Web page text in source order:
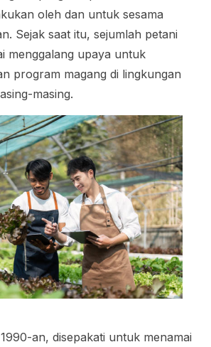
oleh dan untuk sesama
Sejak saat itu, sejumlah petani
menggalang upaya untuk
program magang di lingkungan
masing.
an, disepakati untuk menamai